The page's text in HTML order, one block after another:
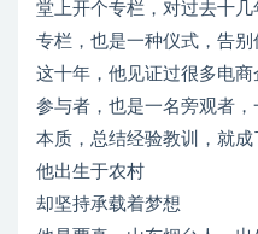
堂上开个专栏，对过去十几
专栏，也是一种仪式，告别
这十年，他见证过很多电
参与者，也是一名旁观者
本质，总结经验教训，就成
他出生于农村
却坚持承载着梦想